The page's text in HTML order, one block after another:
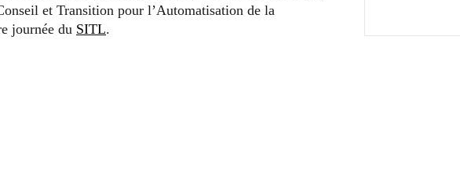
et Transition pour l’Automatisation de la
journée du SITL.